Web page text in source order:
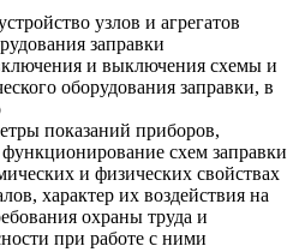
узлов и агрегатов
заправки
и выключения схемы и
оборудования заправки, в
показаний приборов,
схем заправки
и физических свойствах
характер их воздействия на
охраны труда и
при работе с ними